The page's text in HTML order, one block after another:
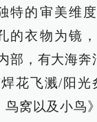
特的审美维
的衣物为镜
部，有大海奔
花飞溅/阳光
鸟窝以及小鸟